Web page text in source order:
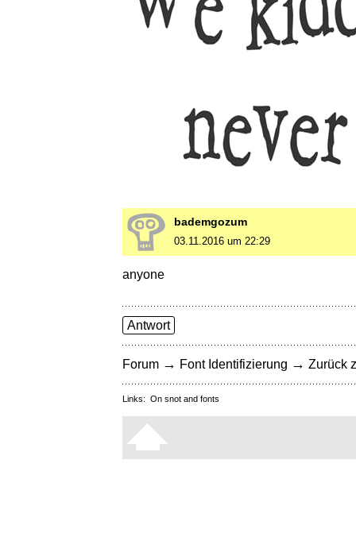
bademgozum
03.11.2016 um 22:29
anyone
Antwort
Forum → Font Identifizierung → Zurück
Links: On snot and fonts